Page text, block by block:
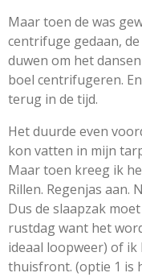
Maar toen de was
centrifuge gedaan,
duwen om het
boel centrifugeren.
terug in de tijd.
Het duurde even
kon vatten in mijn
Maar toen kreeg ik
Rillen. Regenjas aan.
Dus de slaapzak
rustdag want het
ideaal loopweer) of
thuisfront. (optie 1 is